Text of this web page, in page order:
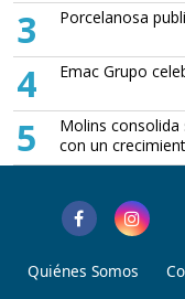
3 Porcelanosa
4 Emac Grupo
5
Molins consolida
con un
Quiénes Somos